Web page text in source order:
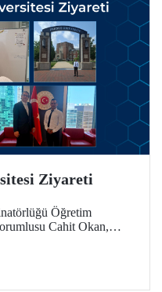
Ziyareti
Öğretim
Cahit Okan,
önde gelen